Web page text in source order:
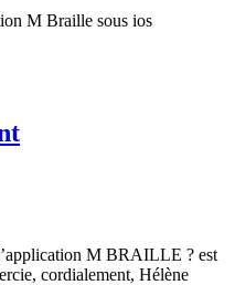
M Braille sous ios
M BRAILLE ? est
cordialement, Hélène